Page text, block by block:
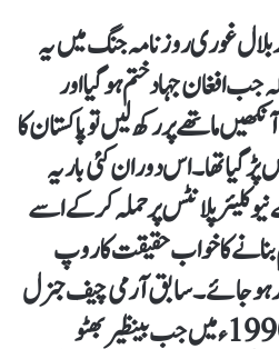
بلال غوری روزنامہ جنگ میں یہ
جب افغان جہاد ختم ہوگیا اور
ماتھے پر رکھ لیں تو پاکستان کا
گیا تھا۔ اس دوران کئی بار یہ
نیوکلیئر پلانٹس پر حملہ کرکے اسے
بنانے کا خواب حقیقت کا روپ
ہو جائے۔ سابق آرمی چیف جنرل
اسلم بیگ مرزا کے مطابق 1990ء میں جب بینظیر بھٹو